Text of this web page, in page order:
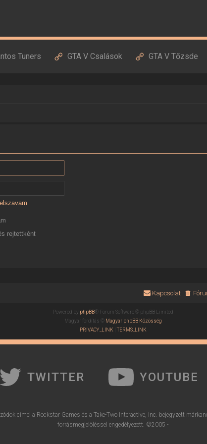
Tuners GTA V Csalások GTA V Tőzsde
rejtettként
Kapcsolat
Powered by phpBB® Forum Software © phpBB Limited
Magyar fordítás © Magyar phpBB Közösség
PRIVACY_LINK |TERMS_LINK
TWITTER YOUTUBE
címei a Rockstar Games és a Take-Two Interactive, Inc. bejegyzett
forrásmegjelöléssel engedélyezett. ©2005 -